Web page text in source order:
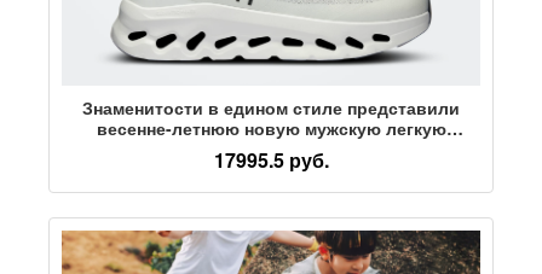
Знаменитости в едином стиле представили
весенне-летнюю новую мужскую легкую
повседневную обувь Cloudtilt
17995.5 руб.